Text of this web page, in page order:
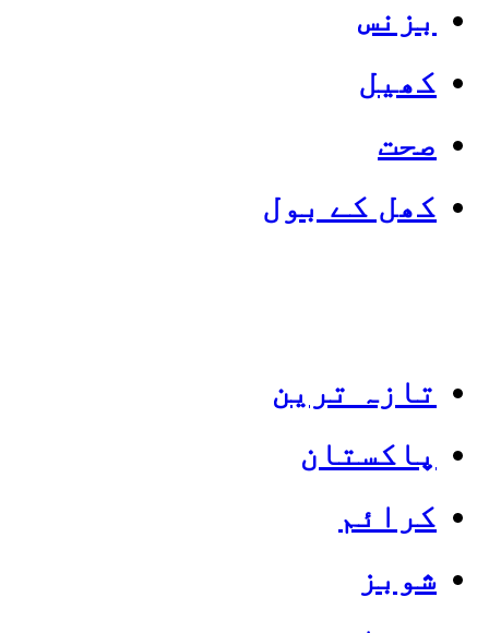
بزنس
کھیل
صحت
کھل کے بول
تازہ ترین
پاکستان
کرائم
شوبز
Categories
Top News